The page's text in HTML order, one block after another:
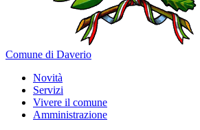
Comune di Daverio
Novità
Servizi
Vivere il comune
Amministrazione